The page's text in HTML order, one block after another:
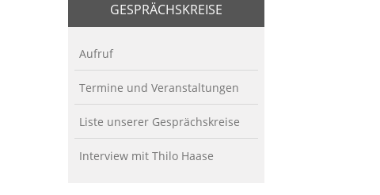
GESPRÄCHSKREISE
Aufruf
Termine und Veranstaltungen
Liste unserer Gesprächskreise
Interview mit Thilo Haase